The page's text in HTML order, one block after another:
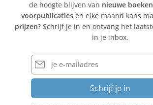
de hoogte blijven van nieuwe boeken
voorpublicaties en elke maand kans
prijzen? Schrijf je in en ontvang het
in je inbox.
E-
mailadres
Schrijf je in